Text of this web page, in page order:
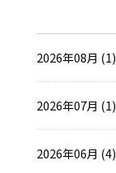
2026年08月 (1)
2026年07月 (1)
2026年06月 (4)